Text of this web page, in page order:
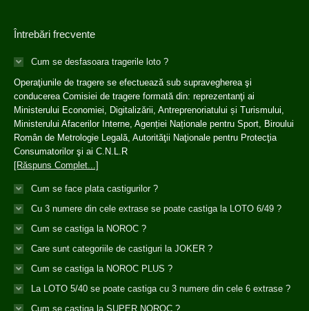
Întrebări frecvente
Cum se desfasoara tragerile loto ?
Operaţiunile de tragere se efectuează sub supravegherea şi
conducerea Comisiei de tragere formată din: reprezentanţi ai
Ministerului Economiei, Digitalizării, Antreprenoriatului și Turismului,
Ministerului Afacerilor Interne, Agenției Naționale pentru Sport, Biroului
Român de Metrologie Legală, Autorităţii Naţionale pentru Protecţia
Consumatorilor şi ai C.N.L.R
[Răspuns Complet...]
Cum se face plata castigurilor ?
Cu 3 numere din cele extrase se poate castiga la LOTO 6/49 ?
Cum se castiga la NOROC ?
Care sunt categoriile de castiguri la JOKER ?
Cum se castiga la NOROC PLUS ?
La LOTO 5/40 se poate castiga cu 3 numere din cele 6 extrase ?
Cum se castiga la SUPER NOROC ?